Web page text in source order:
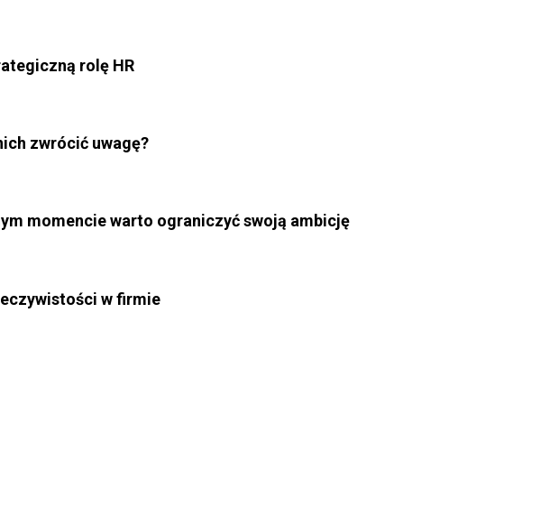
rolę HR
zwrócić uwagę?
momencie warto ograniczyć swoją ambicję
w firmie